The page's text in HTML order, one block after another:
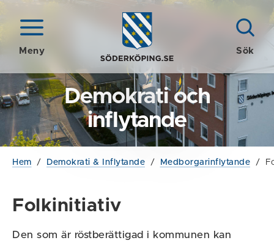
Meny Sök
Demokrati och
inflytande
Hem / Demokrati & Inflytande / Medborgarinflytande /
Folkinitiativ
Den som är röstberättigad i kommunen kan